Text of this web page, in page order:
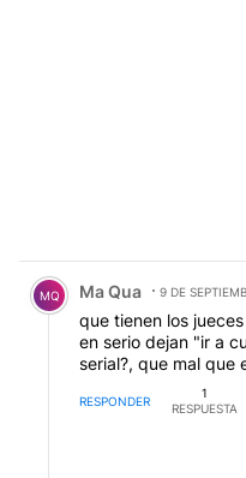
Comentario de Ma Qua.
MQ Ma Qua 9 DE
que tienen los
en serio dejan "ir a
serial?, que mal que
RESPONDER
1
RESPUESTA